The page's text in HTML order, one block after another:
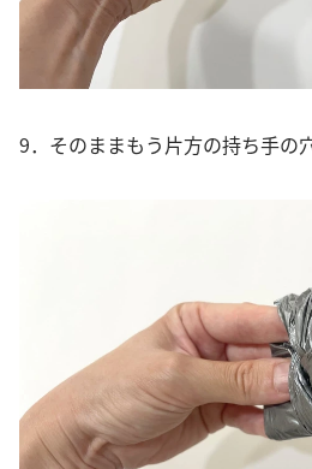
9．そのままもう片方の持ち手の